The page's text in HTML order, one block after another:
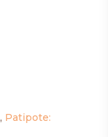
, Patipote: